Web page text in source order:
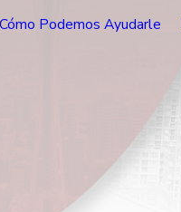
Cómo Podemos Ayudarle